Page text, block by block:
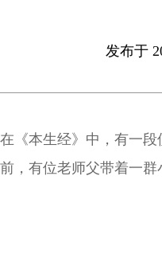
发布于
在《本生经》中，有一
前，有位老师父带着一群